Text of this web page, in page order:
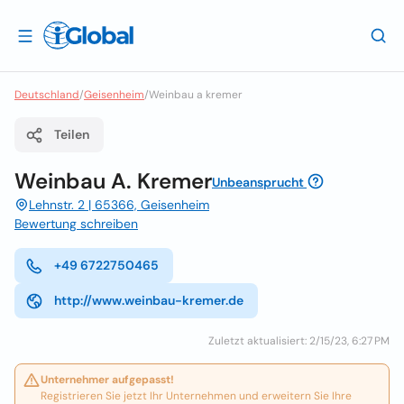
Deutschland/Geisenheim/Weinbau a kremer
Teilen
Weinbau A. KremerUnbeansprucht
Lehnstr. 2 | 65366, Geisenheim
Bewertung schreiben
+49 6722750465
http://www.weinbau-kremer.de
Zuletzt aktualisiert: 2/15/23, 6:27 PM
Unternehmer aufgepasst!
Registrieren Sie jetzt Ihr Unternehmen und erweitern Sie Ihre